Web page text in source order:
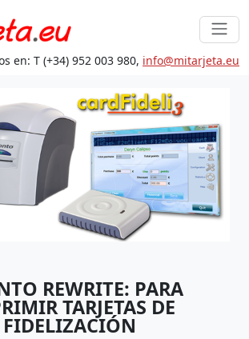
en: T (+34) 952 003 980, info@mitarjeta.eu
REWRITE: PARA
TARJETAS DE
FIDELIZACIÓN